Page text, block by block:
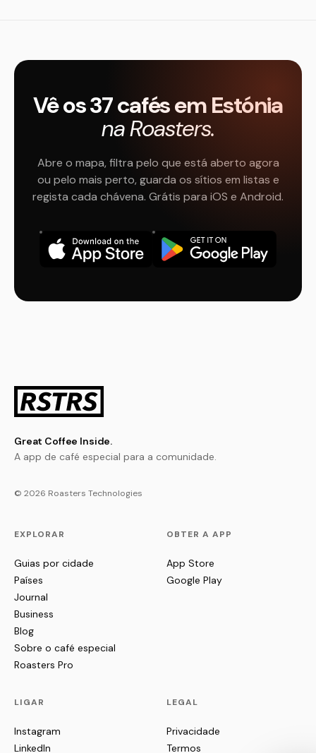
Vê os 37 cafés em Estónia
na Roasters.
Abre o mapa, filtra pelo que está aberto agora
ou pelo mais perto, guarda os sítios em listas e
regista cada chávena. Grátis para iOS e Android.
Great Coffee Inside.
A app de café especial para a comunidade.
© 2026 Roasters Technologies
EXPLORAR
Guias por cidade
Países
Journal
Business
Blog
Sobre o café especial
Roasters Pro
OBTER A APP
App Store
Google Play
LIGAR
Instagram
LinkedIn
LEGAL
Privacidade
Termos